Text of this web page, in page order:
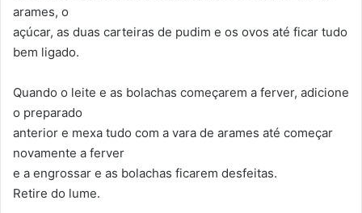
arames, o
açúcar, as duas carteiras de pudim e os ovos até ficar tudo
bem ligado.
Quando o leite e as bolachas começarem a ferver, adicione
o preparado
anterior e mexa tudo com a vara de arames até começar
novamente a ferver
e a engrossar e as bolachas ficarem desfeitas.
Retire do lume.